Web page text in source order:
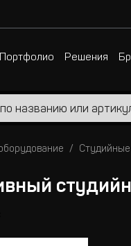
Портфолио Решения